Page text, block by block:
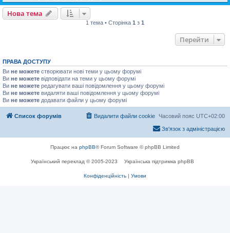
Нова тема
1 тема • Сторінка 1 з 1
Перейти
ПРАВА ДОСТУПУ
Ви не можете створювати нові теми у цьому форумі
Ви не можете відповідати на теми у цьому форумі
Ви не можете редагувати ваші повідомлення у цьому форумі
Ви не можете видаляти ваші повідомлення у цьому форумі
Ви не можете додавати файли у цьому форумі
Список форумів Часовий пояс UTC+02:00
Видалити файли cookie
Зв'язок з адміністрацією
Працює на phpBB® Forum Software © phpBB Limited
Український переклад © 2005-2023 Українська підтримка phpBB
Конфіденційність | Умови